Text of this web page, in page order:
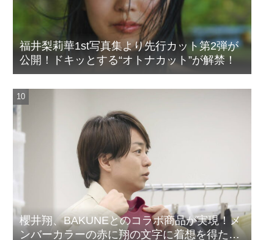
福井梨莉華1st写真集より先行カット第2弾が
公開！ドキッとする“オトナカット”が解禁！
櫻井翔、BAKUNEとのコラボ商品が実現！メ
ンバーカラーの赤に翔の文字に着想を得たデ